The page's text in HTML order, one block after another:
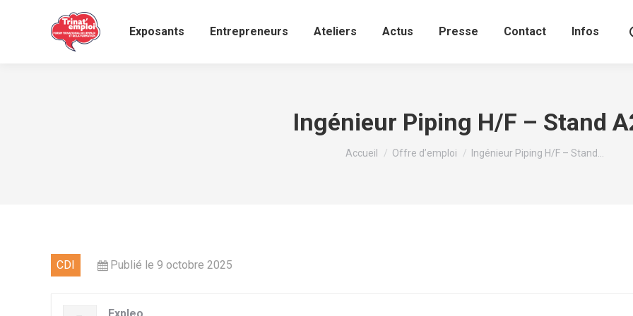
Exposants Entrepreneurs Ateliers Actus Presse Contact Infos
Ingénieur Piping H/F – Stand
Vous êtes ici :
Accueil Offre d’emploi Ingénieur Piping H/F – Stand…
CDI Publié le 9 octobre 2025